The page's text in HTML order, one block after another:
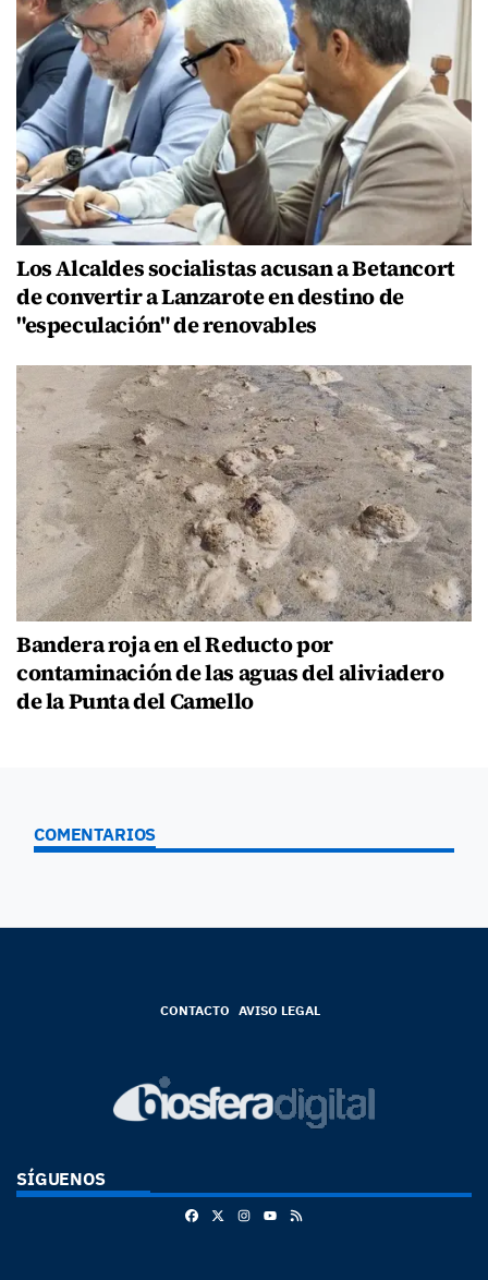
Los Alcaldes socialistas acusan a Betancort
de convertir a Lanzarote en destino de
"especulación" de renovables
Bandera roja en el Reducto por
contaminación de las aguas del aliviadero
de la Punta del Camello
COMENTARIOS
CONTACTO AVISO LEGAL
SÍGUENOS
FacebookInstagram